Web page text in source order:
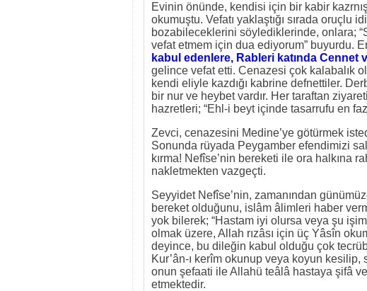
Evinin önünde, kendisi için bir kabir
okumuştu. Vefatı yaklaştığı sırada oruçlu
bozabileceklerini söylediklerinde, onlara;
vefat etmem için dua ediyorum” buyurdu.
kabul edenlere, Rableri katında Cennet
gelince vefat etti. Cenazesi çok kalabalık
kendi eliyle kazdığı kabrine defnettiler.
bir nur ve heybet vardır. Her taraftan
hazretleri; “Ehl-i beyt içinde tasarrufu en
Zevci, cenazesini Medine’ye götürmek
Sonunda rüyada Peygamber efendimizi
kırma! Nefîse’nin bereketi ile ora halkına
nakletmekten vazgeçti.
Seyyidet Nefîse’nin, zamanından
bereket olduğunu, islâm âlimleri haber
yok bilerek; “Hastam iyi olursa veya şu
olmak üzere, Allah rızâsı için üç Yâsîn
deyince, bu dileğin kabul olduğu çok
Kur’ân-ı kerîm okunup veya koyun kesilip,
onun şefaati ile Allahü teâlâ hastaya şifâ
etmektedir.